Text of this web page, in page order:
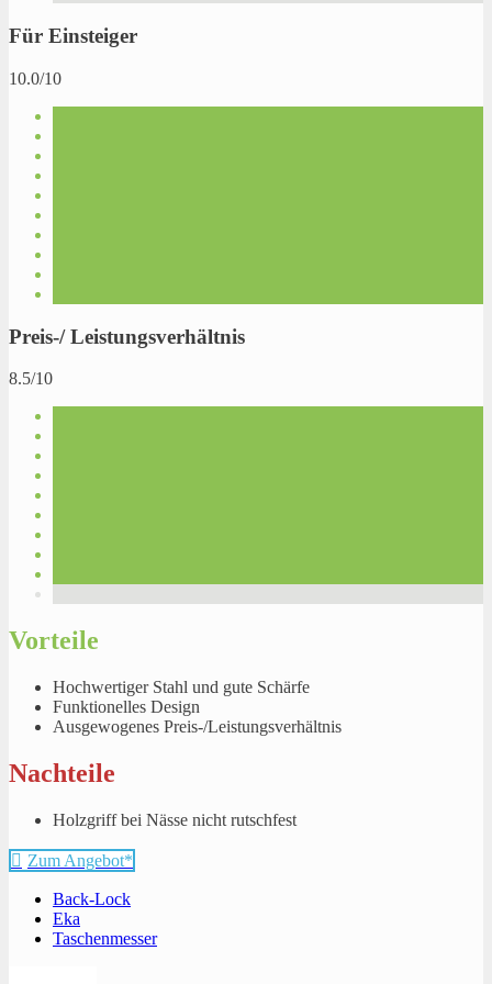
Für Einsteiger
10.0/10
Preis-/ Leistungsverhältnis
8.5/10
Vorteile
Hochwertiger Stahl und gute Schärfe
Funktionelles Design
Ausgewogenes Preis-/Leistungsverhältnis
Nachteile
Holzgriff bei Nässe nicht rutschfest
Zum Angebot*
Back-Lock
Eka
Taschenmesser